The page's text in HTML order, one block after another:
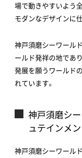
場で動きやすいよう
モダンなデザインに
神戸須磨シーワール
ールド発祥の地であ
発展を願うワールド
れています。
神戸須磨シ
ュテインメ
神戸須磨シーワール